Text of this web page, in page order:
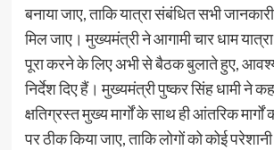
बनाया जाए, ताकि यात्रा संबंधित सभी
मिल जाए। मुख्यमंत्री ने आगामी चार धाम
पूरा करने के लिए अभी से बैठक बुलाते हुए,
निर्देश दिए हैं। मुख्यमंत्री पुष्कर सिंह धामी ने
क्षतिग्रस्त मुख्य मार्गों के साथ ही आंतरिक मार्गों
पर ठीक किया जाए, ताकि लोगों को कोई